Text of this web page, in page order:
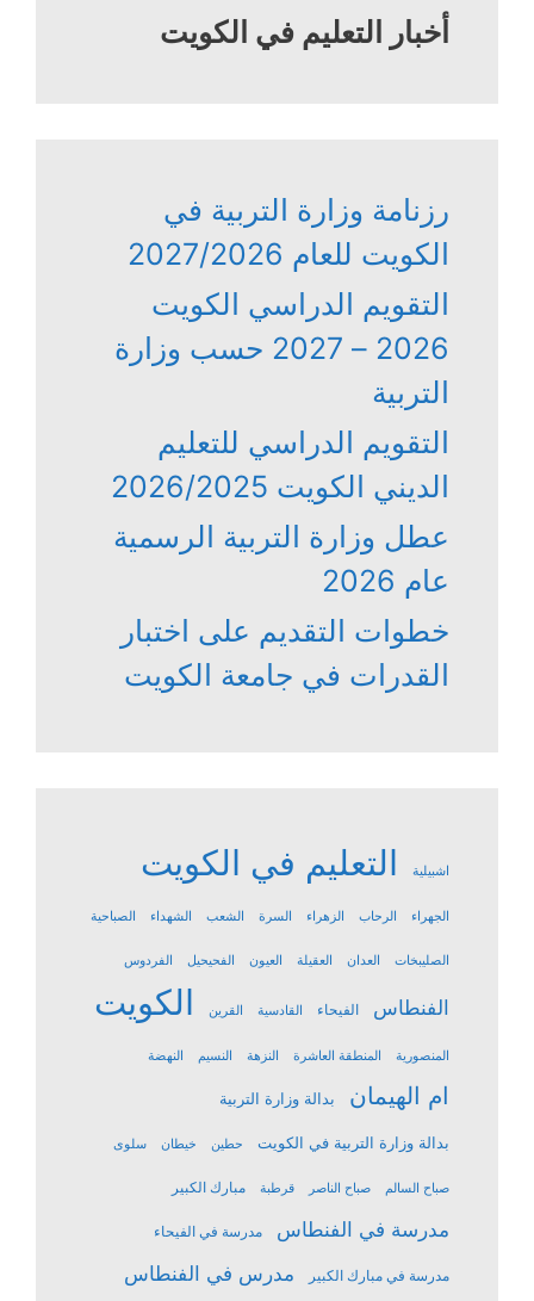
أخبار التعليم في الكويت
رزنامة وزارة التربية في
الكويت للعام 2027/2026
التقويم الدراسي الكويت
2026 – 2027 حسب وزارة
التربية
التقويم الدراسي للتعليم
الديني الكويت 2026/2025
عطل وزارة التربية الرسمية
عام 2026
خطوات التقديم على اختبار
القدرات في جامعة الكويت
اشبيلية التعليم في الكويت
الجهراء الرحاب الزهراء السرة الشعب الشهداء الصباحية
الصليبخات العدان العقيلة العيون الفحيحيل الفردوس
الفنطاس الفيحاء القادسية القرين الكويت
المنصورية المنطقة العاشرة النزهة النسيم النهضة
ام الهيمان بدالة وزارة التربية
بدالة وزارة التربية في الكويت حطين خيطان سلوى
صباح السالم صباح الناصر قرطبة مبارك الكبير
مدرسة في الفنطاس مدرسة في الفيحاء
مدرسة في مبارك الكبير مدرس في الفنطاس